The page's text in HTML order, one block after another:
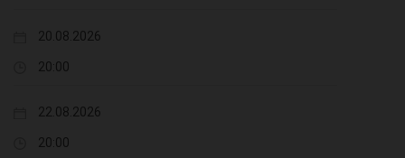
20.08.2026
20:00
22.08.2026
20:00